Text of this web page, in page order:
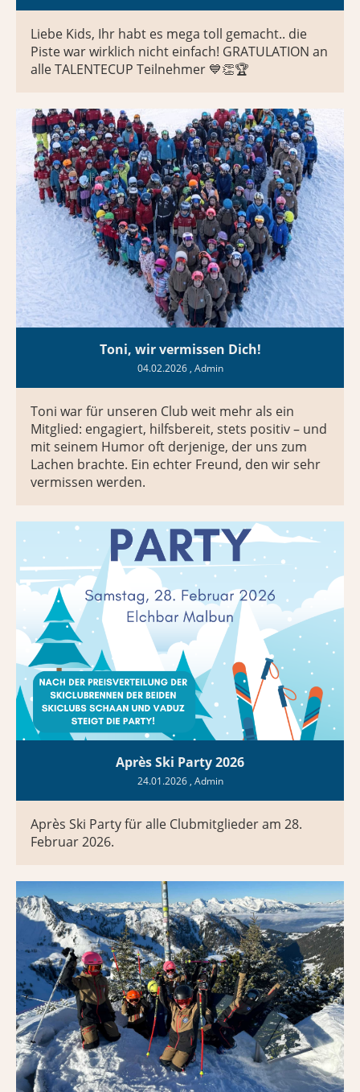
Liebe Kids, Ihr habt es mega toll gemacht.. die
Piste war wirklich nicht einfach! GRATULATION an
alle TALENTECUP Teilnehmer 💙👏🏆
Toni, wir vermissen Dich!
04.02.2026, Admin
Toni war für unseren Club weit mehr als ein
Mitglied: engagiert, hilfsbereit, stets positiv – und
mit seinem Humor oft derjenige, der uns zum
Lachen brachte. Ein echter Freund, den wir sehr
vermissen werden.
Après Ski Party 2026
24.01.2026, Admin
Après Ski Party für alle Clubmitglieder am 28.
Februar 2026.